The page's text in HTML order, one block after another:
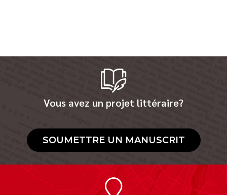
Vous avez un projet littéraire?
SOUMETTRE UN MANUSCRIT